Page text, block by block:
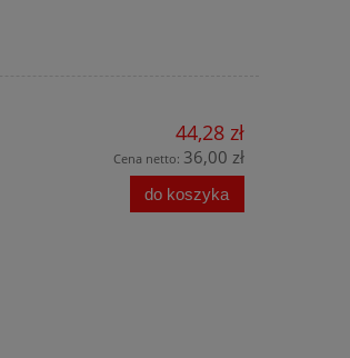
44,28 zł
Cena netto: 36,00 zł
do koszyka